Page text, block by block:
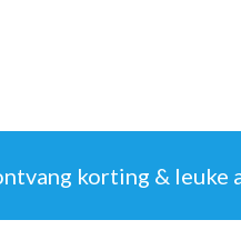
korting & leuke